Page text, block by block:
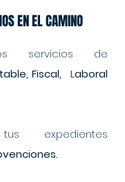
EN EL CAMINO
servicios de
Fiscal,
Laboral
expedientes